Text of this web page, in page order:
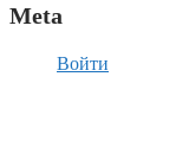
Meta
Войти